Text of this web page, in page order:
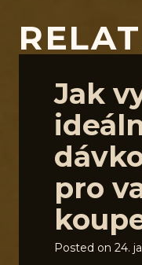
Jak
pro
Posted on 24.